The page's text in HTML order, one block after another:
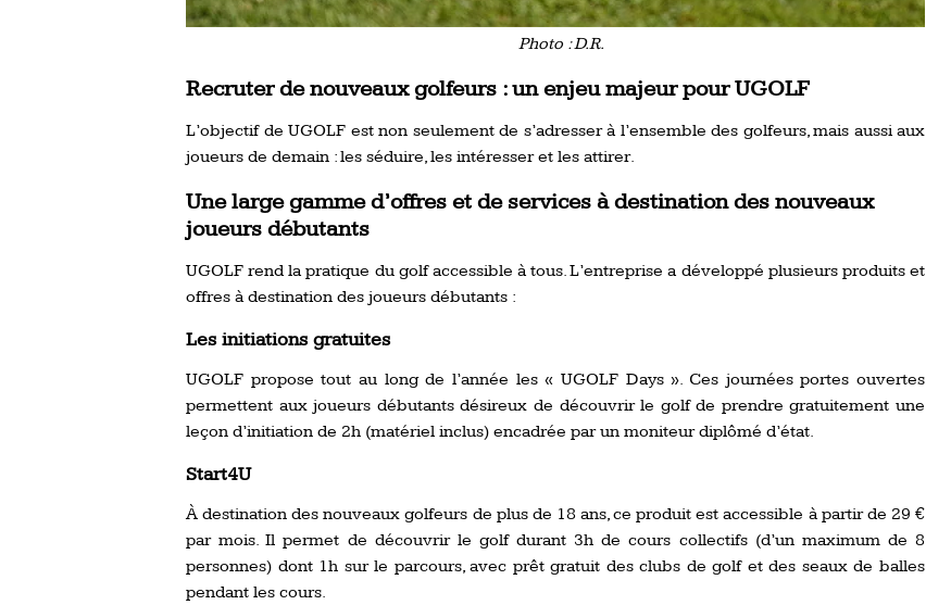
Photo : D.R.
Recruter de nouveaux golfeurs : un enjeu majeur pour UGOLF
L’objectif de UGOLF est non seulement de s’adresser à l’ensemble des golfeurs, mais aussi aux
joueurs de demain : les séduire, les intéresser et les attirer.
Une large gamme d’offres et de services à destination des nouveaux
joueurs débutants
UGOLF rend la pratique du golf accessible à tous. L’entreprise a développé plusieurs produits et
offres à destination des joueurs débutants :
Les initiations gratuites
UGOLF propose tout au long de l’année les « UGOLF Days ». Ces journées portes ouvertes
permettent aux joueurs débutants désireux de découvrir le golf de prendre gratuitement une
leçon d’initiation de 2h (matériel inclus) encadrée par un moniteur diplômé d’état.
Start4U
À destination des nouveaux golfeurs de plus de 18 ans, ce produit est accessible à partir de 29 €
par mois. Il permet de découvrir le golf durant 3h de cours collectifs (d’un maximum de 8
personnes) dont 1h sur le parcours, avec prêt gratuit des clubs de golf et des seaux de balles
pendant les cours.